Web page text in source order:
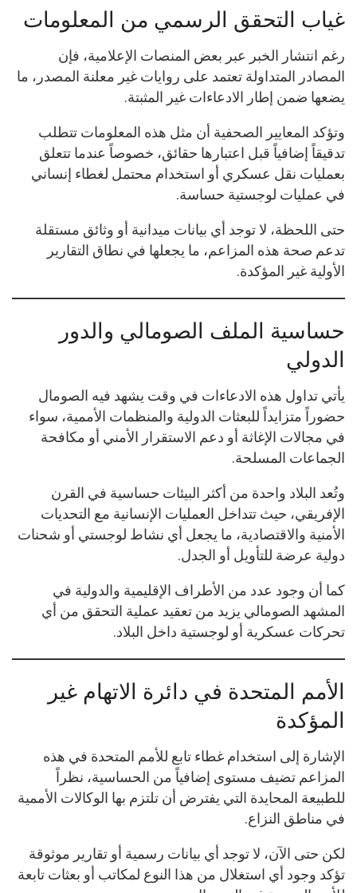
غياب التحقق الرسمي من المعلومات
رغم انتشار الخبر عبر بعض المنصات الإعلامية، فإن
المصادر المتداولة تعتمد على روايات غير معلنة المصدر، ما
يضعها ضمن إطار الادعاءات غير المثبتة.
وتؤكد المعايير الصحفية أن مثل هذه المعلومات تتطلب
تدقيقاً إضافياً قبل اعتبارها حقائق، خصوصاً عندما تتعلق
بعمليات نقل عسكري أو استخدام محتمل لغطاء إنساني
في عمليات لوجستية حساسة.
حتى اللحظة، لا توجد أي بيانات ميدانية أو وثائق مستقلة
تدعم صحة هذه المزاعم، ما يجعلها في نطاق التقارير
الأولية غير المؤكدة.
حساسية الملف الصومالي والدور
الدولي
يأتي تداول هذه الادعاءات في وقت يشهد فيه الصومال
حضوراً متزايداً للبعثات الدولية والمنظمات الأممية، سواء
في مجالات الإغاثة أو دعم الاستقرار الأمني أو مكافحة
الجماعات المسلحة.
وتُعد البلاد واحدة من أكثر البيئات حساسية في القرن
الإفريقي، حيث تتداخل العمليات الإنسانية مع التحديات
الأمنية والاقتصادية، ما يجعل أي نشاط لوجستي أو شحنات
دولية عرضة للتأويل أو الجدل.
كما أن وجود عدد من الأطراف الإقليمية والدولية في
المشهد الصومالي يزيد من تعقيد عملية التحقق من أي
تحركات عسكرية أو لوجستية داخل البلاد.
الأمم المتحدة في دائرة الاتهام غير
المؤكدة
الإشارة إلى استخدام غطاء تابع للأمم المتحدة في هذه
المزاعم تضيف مستوى إضافياً من الحساسية، نظراً
للطبيعة المحايدة التي يفترض أن تلتزم بها الوكالات الأممية
في مناطق النزاع.
لكن حتى الآن، لا توجد أي بيانات رسمية أو تقارير موثوقة
تؤكد وجود أي استغلال من هذا النوع لمكاتب أو بعثات تابعة